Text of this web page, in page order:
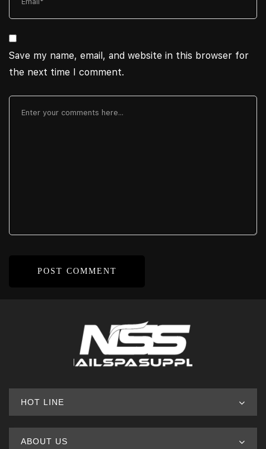
Save my name, email, and website in this browser for
the next time I comment.
HOT LINE
ABOUT US